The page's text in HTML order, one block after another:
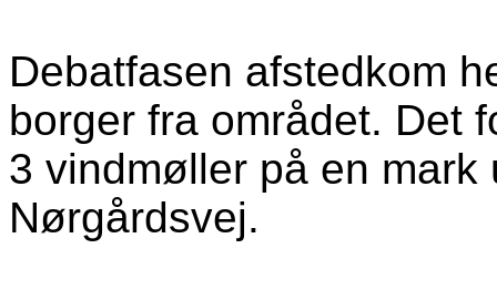
Debatfasen afstedkom
borger fra området. Det
3 vindmøller på en mark
Nørgårdsvej.